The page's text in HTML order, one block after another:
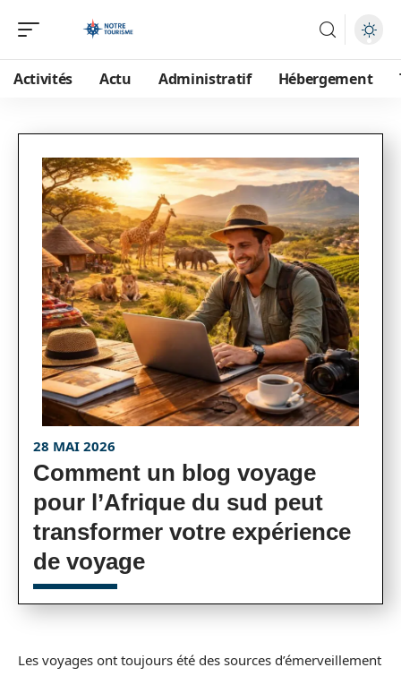
Activités Actu Administratif Hébergement
28 MAI 2026
Comment un blog voyage
pour l’Afrique du sud peut
transformer votre expérience
de voyage
Les voyages ont toujours été des sources d’émerveillement